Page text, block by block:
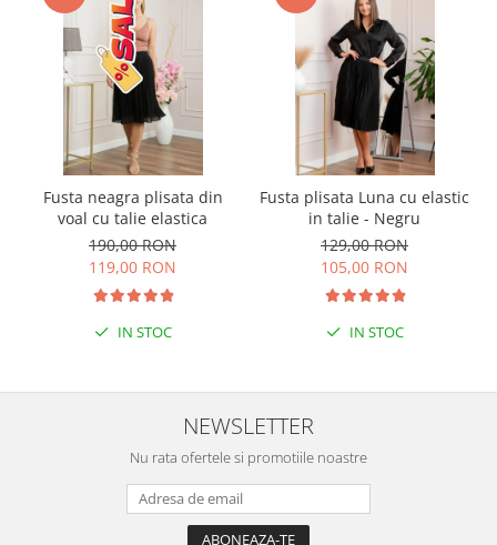
Fusta neagra plisata din
voal cu talie elastica
190,00 RON
119,00 RON
IN STOC
Fusta plisata Luna cu elastic
in talie - Negru
129,00 RON
105,00 RON
IN STOC
NEWSLETTER
Nu rata ofertele si promotiile noastre